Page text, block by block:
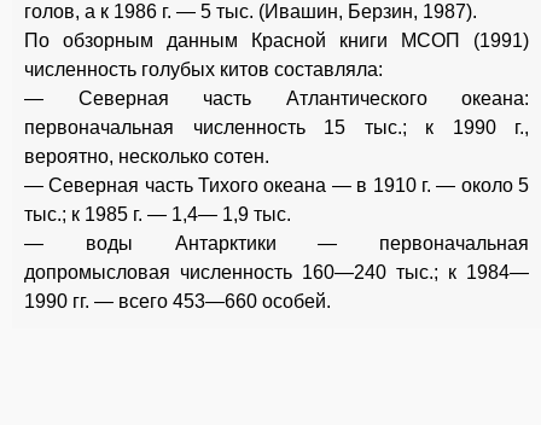
голов, а к 1986 г. — 5 тыс. (Ивашин, Берзин, 1987).
По обзорным данным Красной книги МСОП (1991)
численность голубых китов составляла:
— Северная часть Атлантического океана:
первоначальная численность 15 тыс.; к 1990 г.,
вероятно, несколько сотен.
— Северная часть Тихого океана — в 1910 г. — около 5
тыс.; к 1985 г. — 1,4— 1,9 тыс.
— воды Антарктики — первоначальная
допромысловая численность 160—240 тыс.; к 1984—
1990 гг. — всего 453—660 особей.